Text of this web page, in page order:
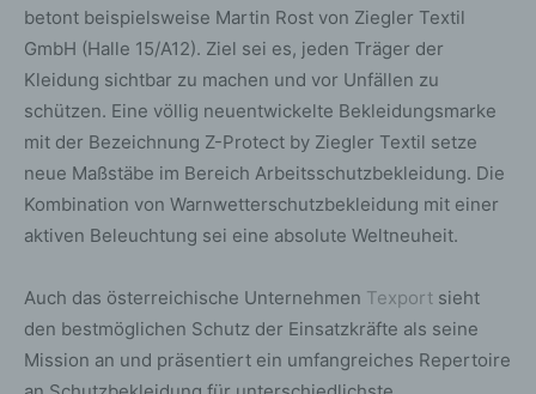
betont beispielsweise Martin Rost von Ziegler Textil
GmbH (Halle 15/A12). Ziel sei es, jeden Träger der
Kleidung sichtbar zu machen und vor Unfällen zu
schützen. Eine völlig neuentwickelte Bekleidungsmarke
mit der Bezeichnung Z-Protect by Ziegler Textil setze
neue Maßstäbe im Bereich Arbeitsschutzbekleidung. Die
Kombination von Warnwetterschutzbekleidung mit einer
aktiven Beleuchtung sei eine absolute Weltneuheit.
Auch das österreichische Unternehmen Texport sieht
den bestmöglichen Schutz der Einsatzkräfte als seine
Mission an und präsentiert ein umfangreiches Repertoire